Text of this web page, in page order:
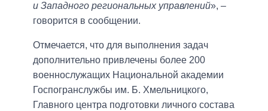
и Западного региональных управлений», –
говорится в сообщении.
Отмечается, что для выполнения задач
дополнительно привлечены более 200
военнослужащих Национальной академии
Госпогранслужбы им. Б. Хмельницкого,
Главного центра подготовки личного состава